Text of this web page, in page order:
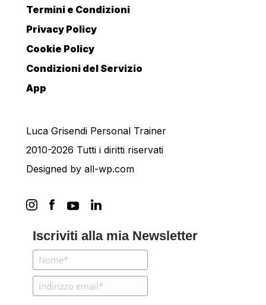
Termini e Condizioni
Privacy Policy
Cookie Policy
Condizioni del Servizio
App
Luca Grisendi Personal Trainer
2010-2026 Tutti i diritti riservati
Designed by all-wp.com
Iscriviti alla mia Newsletter